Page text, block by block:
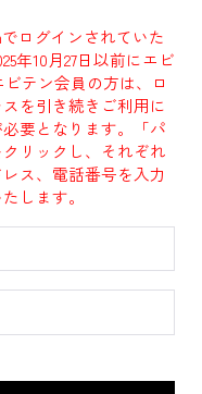
ログインされていた
年10月27日以前にエビ
テン会員の方は、ロ
を引き続きご利用に
要となります。「パ
リックし、それぞれ
ス、電話番号を入力
します。